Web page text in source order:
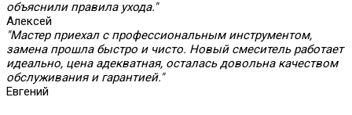
объяснили правила ухода."
Алексей
"Мастер приехал с профессиональным инструментом,
замена прошла быстро и чисто. Новый смеситель работает
идеально, цена адекватная, осталась довольна качеством
обслуживания и гарантией."
Евгений